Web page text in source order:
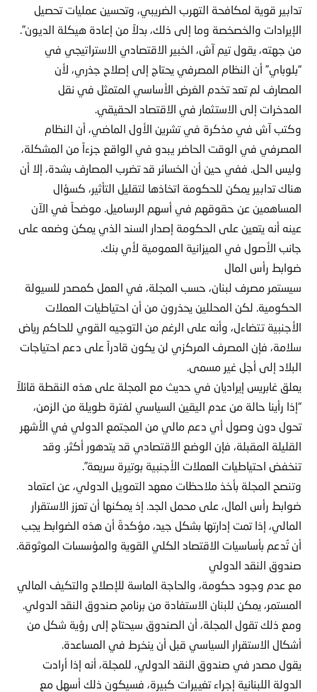
تدابير قوية لمكافحة التهرب الضريبي، وتحسين عمليات تحصيل
الإيرادات والخصخصة وما إلى ذلك، بدلاً من إعادة هيكلة الديون”.
من جهته، يقول تيم آش، الخبير الاقتصادي الاستراتيجي في
“بلوباي” أن النظام المصرفي يحتاج إلى إصلاح جذري، لأن
المصارف لم تعد تخدم الغرض الأساسي المتمثل في نقل
المدخرات إلى الاستثمار في الاقتصاد الحقيقي.
وكتب آش في مذكرة في تشرين الأول الماضي، أن النظام
المصرفي في الوقت الحاضر يبدو في الواقع جزءاً من المشكلة،
وليس الحل. ففي حين أن الخسائر قد تضرب المصارف بشدة، إلا أن
هناك تدابير يمكن للحكومة اتخاذها لتقليل التأثير، كسؤال
المساهمين عن حقوقهم في أسهم الرساميل. موضحاً في الآن
عينه أنه يتعين على الحكومة إصدار السند الذي يمكن وضعه على
جانب الأصول في الميزانية العمومية لأي بنك.
ضوابط رأس المال
سيستمر مصرف لبنان، حسب المجلة، في العمل كمصدر للسيولة
الحكومية. لكن المحللين يحذرون من أن احتياطيات العملات
الأجنبية تتضاءل، وأنه على الرغم من التوجيه القوي للحاكم رياض
سلامة، فإن المصرف المركزي لن يكون قادراً على دعم احتياجات
البلاد إلى أجل غير مسمى.
يعلق غابريس إيراديان في حديث مع المجلة على هذه النقطة قائلاً
“إذا رأينا حالة من عدم اليقين السياسي لفترة طويلة من الزمن،
تحول دون وصول أي دعم مالي من المجتمع الدولي في الأشهر
القليلة المقبلة، فإن الوضع الاقتصادي قد يتدهور أكثر. وقد
تنخفض احتياطيات العملات الأجنبية بوتيرة سريعة”.
وتنصح المجلة بأخذ ملاحظات معهد التمويل الدولي، عن اعتماد
ضوابط رأس المال، على محمل الجد. إذ يمكنها أن تعزز الاستقرار
المالي، إذا تمت إدارتها بشكل جيد، مؤكدةً أن هذه الضوابط يجب
أن تُدعم بأساسيات الاقتصاد الكلي القوية والمؤسسات الموثوقة.
صندوق النقد الدولي
مع عدم وجود حكومة، والحاجة الماسة للإصلاح والتكيف المالي
المستمر، يمكن للبنان الاستفادة من برنامج صندوق النقد الدولي.
ومع ذلك تقول المجلة، أن الصندوق سيحتاج إلى رؤية شكل من
أشكال الاستقرار السياسي قبل أن ينخرط في المساعدة.
يقول مصدر في صندوق النقد الدولي، للمجلة، أنه إذا أرادت
الدولة اللبنانية إجراء تغييرات كبيرة، فسيكون ذلك أسهل مع